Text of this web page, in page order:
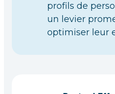
profils de
un levier
optimiser leur